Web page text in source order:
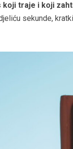
traje i koji
sekunde, kratki